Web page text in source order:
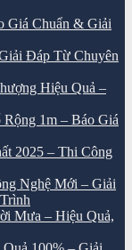
Giá Chuẩn & Giải
Đáp Từ Chuyên
Hiệu Quả –
1m – Báo Giá
2025 – Thi Công
Nghệ Mới – Giải
Mưa – Hiệu Quả,